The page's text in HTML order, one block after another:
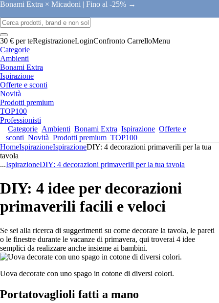
Bonami Extra × Micadoni | Fino al -25% →
30 € per teRegistrazioneLoginConfronto CarrelloMenu
Categorie
Ambienti
Bonami Extra
Ispirazione
Offerte e sconti
Novità
Prodotti premium
TOP100
Professionisti
Categorie Ambienti Bonami Extra Ispirazione Offerte e
sconti Novità Prodotti premium TOP100
HomeIspirazioneIspirazioneDIY: 4 decorazioni primaverili per la tua
tavola
...IspirazioneDIY: 4 decorazioni primaverili per la tua tavola
DIY: 4 idee per decorazioni
primaverili facili e veloci
Se sei alla ricerca di suggerimenti su come decorare la tavola, le pareti
o le finestre durante le vacanze di primavera, qui troverai 4 idee
semplici da realizzare anche insieme ai bambini.
Uova decorate con uno spago in cotone di diversi colori.
Portatovaglioli fatti a mano